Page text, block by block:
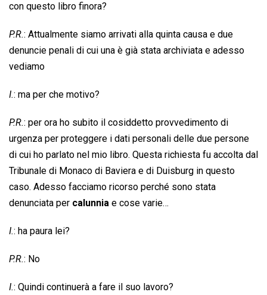
con questo libro finora?
P.R.: Attualmente siamo arrivati alla quinta causa e due
denuncie penali di cui una è già stata archiviata e adesso
vediamo
I.: ma per che motivo?
P.R.: per ora ho subito il cosiddetto provvedimento di
urgenza per proteggere i dati personali delle due persone
di cui ho parlato nel mio libro. Questa richiesta fu accolta dal
Tribunale di Monaco di Baviera e di Duisburg in questo
caso. Adesso facciamo ricorso perché sono stata
denunciata per calunnia e cose varie…
I.: ha paura lei?
P.R.: No
I.: Quindi continuerà a fare il suo lavoro?